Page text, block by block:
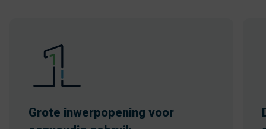
Grote inwerpopening voor